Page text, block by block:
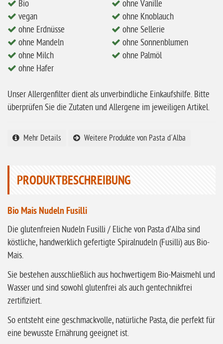
ohne Senf
ohne Sesam
ohne Lupinen
ohne Guarkernmehl
ohne Buchweizen
ohne Vanille
ohne Sellerie
ohne
ohne Palmöl
Bio
vegan
ohne Erdnüsse
ohne Mandeln
ohne Milch
ohne Hafer
ohne Vanille
ohne Knoblauch
ohne Sellerie
ohne Sonnenblumen
ohne Palmöl
Unser Allergenfilter dient als unverbindliche Einkaufshilfe. Bitte
überprüfen Sie die Zutaten und Allergene im jeweiligen Artikel.
Mehr Details Weitere Produkte von Pasta d´Alba
PRODUKTBESCHREIBUNG
Bio Mais Nudeln Fusilli
Die glutenfreien Nudeln Fusilli / Eliche von Pasta d’Alba sind
köstliche, handwerklich gefertigte Spiralnudeln (Fusilli) aus Bio-
Mais.
Sie bestehen ausschließlich aus hochwertigem Bio-Maismehl und
Wasser und sind sowohl glutenfrei als auch gentechnikfrei
zertifiziert.
So entsteht eine geschmackvolle, natürliche Pasta, die perfekt für
eine bewusste Ernährung geeignet ist.